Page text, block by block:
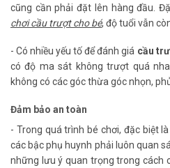
cũng cần phải đặt lên hàng đầu.
chơi cầu trượt cho bé, độ tuổi vẫn
- Có nhiều yếu tố để đánh giá cầu
có độ ma sát không trượt quá
không có các góc thừa góc nhọn,
Đảm bảo an toàn
- Trong quá trình bé chơi, đặc biệt
các bậc phụ huynh phải luôn quan
những lưu ý quan trọng trong cách